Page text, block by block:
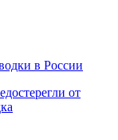
в России
от